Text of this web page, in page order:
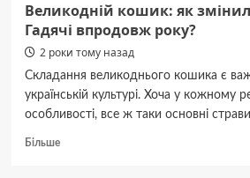
Великодній кошик: як
Гадячі впродовж року?
2 роки тому назад
Складання великоднього кошика є
українській культурі. Хоча у кожному
особливості, все ж таки основні
БільшеДокладніше